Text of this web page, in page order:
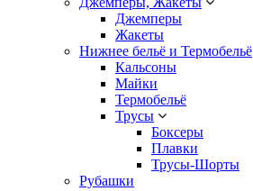
Джемперы
Жакеты
Нижнее бельё и Термобельё
Кальсоны
Майки
Термобельё
Трусы
Боксеры
Плавки
Трусы-Шорты
Рубашки